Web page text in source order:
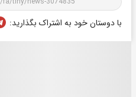
با دوستان خود به اشتراک بگذارید: